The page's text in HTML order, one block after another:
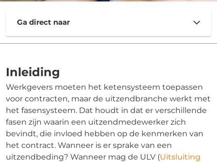
Ga direct naar
Inleiding
Werkgevers moeten het ketensysteem toepassen
voor contracten, maar de uitzendbranche werkt met
het fasensysteem. Dat houdt in dat er verschillende
fasen zijn waarin een uitzendmedewerker zich
bevindt, die invloed hebben op de kenmerken van
het contract. Wanneer is er sprake van een
uitzendbeding? Wanneer mag de ULV (Uitsluiting